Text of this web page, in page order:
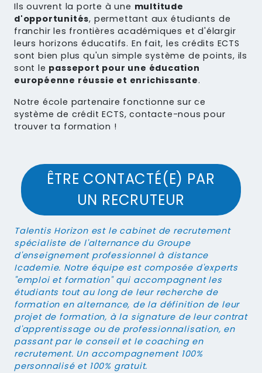
Ils ouvrent la porte à une multitude
d'opportunités, permettant aux étudiants de
franchir les frontières académiques et d'élargir
leurs horizons éducatifs. En fait, les crédits ECTS
sont bien plus qu'un simple système de points, ils
sont le passeport pour une éducation
européenne réussie et enrichissante.
Notre école partenaire fonctionne sur ce
système de crédit ECTS, contacte-nous pour
trouver ta formation !
ÊTRE CONTACTÉ(E) PAR
UN RECRUTEUR
Talentis Horizonest le cabinet de recrutement
spécialiste de l'alternance du Groupe
d'enseignement professionnel à distance
Icademie. Notre équipe est composée d'experts
"emploi et formation" qui accompagnent les
étudiants tout au long de leur recherche de
formation en alternance, de la définition de leur
projet de formation, à la signature de leur contrat
d'apprentissage ou de professionnalisation, en
passant par le conseil et le coaching en
recrutement. Un accompagnement 100%
personnalisé et 100% gratuit.